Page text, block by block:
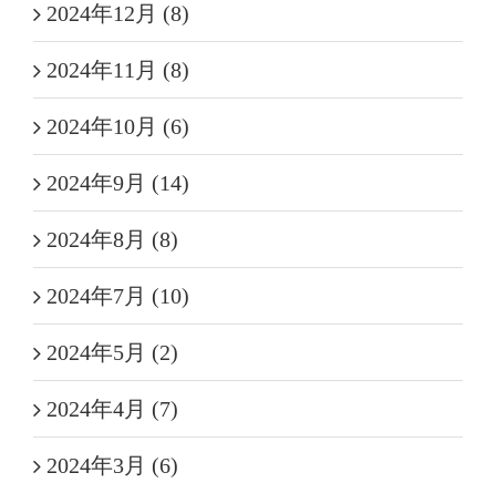
2024年12月 (8)
2024年11月 (8)
2024年10月 (6)
2024年9月 (14)
2024年8月 (8)
2024年7月 (10)
2024年5月 (2)
2024年4月 (7)
2024年3月 (6)